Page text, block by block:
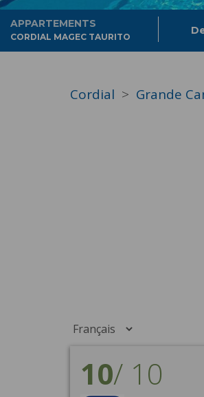
APPARTEMENTS
CORDIAL MAGEC TAURITO
Cordial Grande
10/ 10